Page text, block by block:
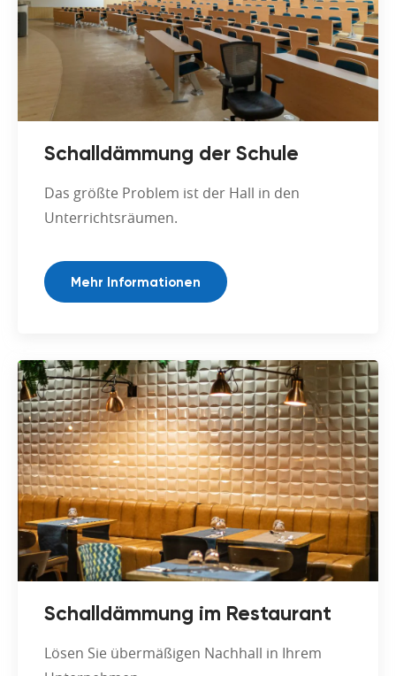
Schalldämmung der Schule
Das größte Problem ist der Hall in den
Unterrichtsräumen.
Mehr Informationen
Schalldämmung im Restaurant
Lösen Sie übermäßigen Nachhall in Ihrem